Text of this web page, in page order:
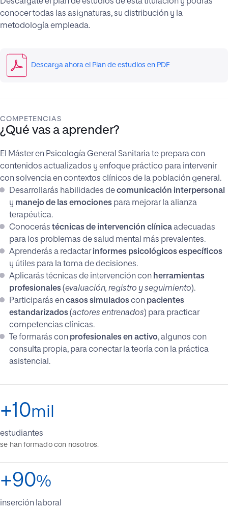
conocer todas las asignaturas, su distribución y la
metodología empleada.
Descarga ahora el Plan de estudios en PDF
COMPETENCIAS
¿Qué vas a aprender?
El Máster en Psicología General Sanitaria te prepara con
contenidos actualizados y enfoque práctico para intervenir
con solvencia en contextos clínicos de la población general.
Desarrollarás habilidades decomunicación interpersonal
y manejo de las emociones para mejorar la alianza
terapéutica.
Conocerás técnicas de intervención clínicaadecuadas
para los problemas de salud mental más prevalentes.
Aprenderás a redactarinformes psicológicos específicos
y útiles para la toma de decisiones.
Aplicarás técnicas de intervención con herramientas
profesionales(evaluación, registro y seguimiento).
Participarás encasos simuladoscon pacientes
estandarizados(actores entrenados) para practicar
competencias clínicas.
Te formarás con profesionales en activo, algunos con
consulta propia, para conectar la teoría con la práctica
asistencial.
+10mil
estudiantes
se han formado con nosotros.
+90%
inserción laboral